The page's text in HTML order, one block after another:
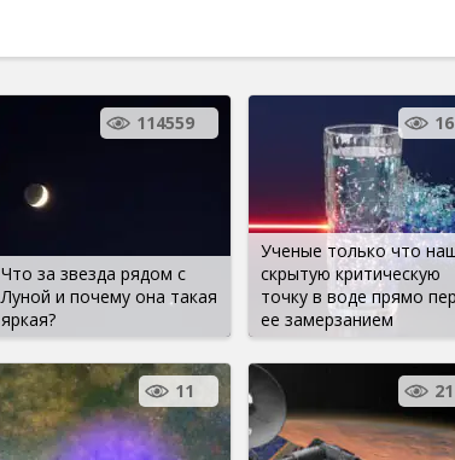
Что за звезда рядом с
Луной и почему она такая
яркая?
114559
Ученые только что
скрытую критическую
точку в воде прямо
ее замерзанием
16
11 21